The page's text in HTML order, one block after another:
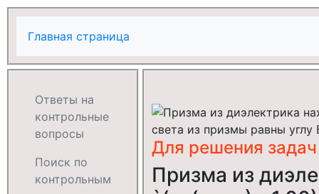
Главная страница
Для решения
Призма из
Ответы на
контрольные
вопросы
Поиск по
контрольным